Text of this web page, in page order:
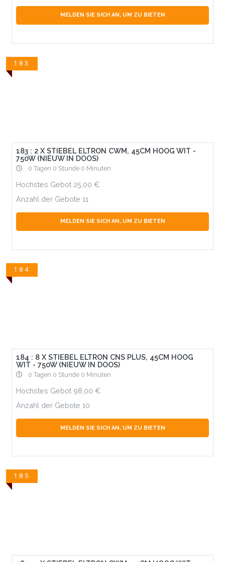
MELDEN SIE SICH AN, UM ZU BIETEN
183
183 : 2 X STIEBEL ELTRON CWM, 45CM HOOG WIT -
750W (NIEUW IN DOOS)
0 Tagen 0 Stunde 0 Minuten
Hochstes Gebot 25,00
Anzahl der Gebote 11
MELDEN SIE SICH AN, UM ZU BIETEN
184
184 : 8 X STIEBEL ELTRON CNS PLUS, 45CM HOOG
WIT - 750W (NIEUW IN DOOS)
0 Tagen 0 Stunde 0 Minuten
Hochstes Gebot 98,00
Anzahl der Gebote 10
MELDEN SIE SICH AN, UM ZU BIETEN
185